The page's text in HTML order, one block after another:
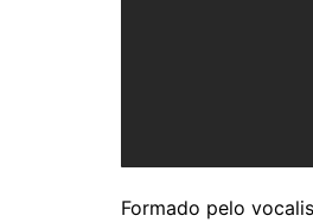
Formado pelo